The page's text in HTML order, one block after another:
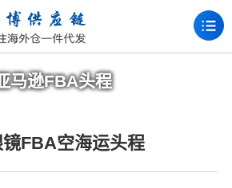
马逊FBA头程
FBA空海运头程